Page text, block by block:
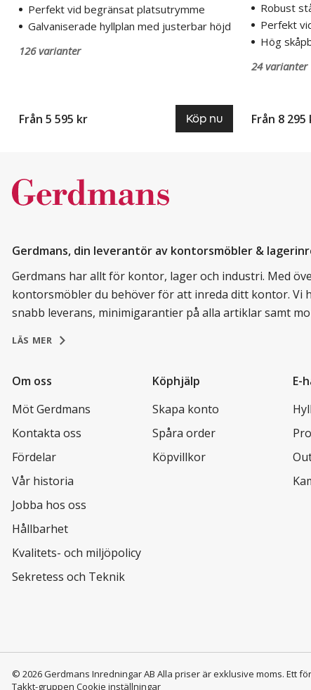
Perfekt vid begränsat platsutrymme
Galvaniserade hyllplan med justerbar höjd
126 varianter
Från 5 595 kr Köp nu
Robust
Perfekt
Hög
24 varianter
Från 8 295
Gerdmans, din leverantör av kontorsmöbler &
Gerdmans har allt för kontor, lager och industri. Med
kontorsmöbler du behöver för att inreda ditt kontor. Vi
snabb leverans, minimigarantier på alla artiklar samt
LÄS MER
Om oss
Möt Gerdmans
Kontakta oss
Fördelar
Vår historia
Jobba hos oss
Hållbarhet
Kvalitets- och miljöpolicy
Sekretess och Teknik
Köphjälp
Skapa konto
Spåra order
Köpvillkor
E-
© 2026 Gerdmans Inredningar AB Alla priser är exklusive moms. Ett
Takkt-gruppen Cookie inställningar